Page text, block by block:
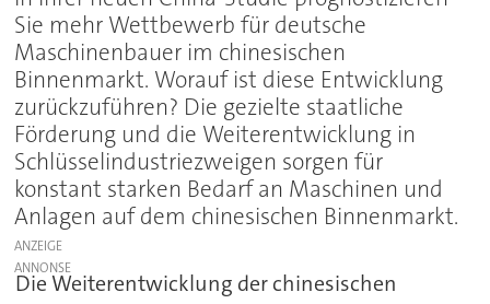
Sie mehr Wettbewerb für deutsche
Maschinenbauer im chinesischen
Binnenmarkt. Worauf ist diese Entwicklung
zurückzuführen? Die gezielte staatliche
Förderung und die Weiterentwicklung in
Schlüsselindustriezweigen sorgen für
konstant starken Bedarf an Maschinen und
Anlagen auf dem chinesischen Binnenmarkt.
ANZEIGE
Die Weiterentwicklung der chinesischen